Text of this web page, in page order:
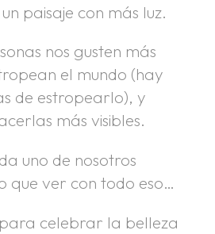
paisaje con más luz.
nos gusten más
el mundo (hay
de estropearlo), y
más visibles.
uno de nosotros
que ver con todo eso…
celebrar la belleza